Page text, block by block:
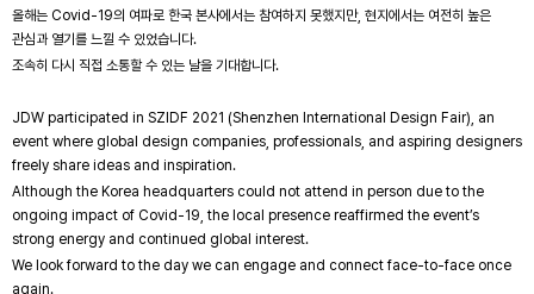
올해는 Covid-19의 여파로 한국 본사에서는 참여하지 못했지만, 현지에서는 여전히 높은
관심과 열기를 느낄 수 있었습니다.
조속히 다시 직접 소통할 수 있는 날을 기대합니다.
JDW participated in SZIDF 2021 (Shenzhen International Design Fair), an
event where global design companies, professionals, and aspiring designers
freely share ideas and inspiration.
Although the Korea headquarters could not attend in person due to the
ongoing impact of Covid-19, the local presence reaffirmed the event’s
strong energy and continued global interest.
We look forward to the day we can engage and connect face-to-face once
again.